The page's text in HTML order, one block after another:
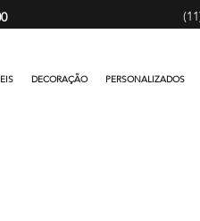
DECORAÇÃO PERSONALIZADOS